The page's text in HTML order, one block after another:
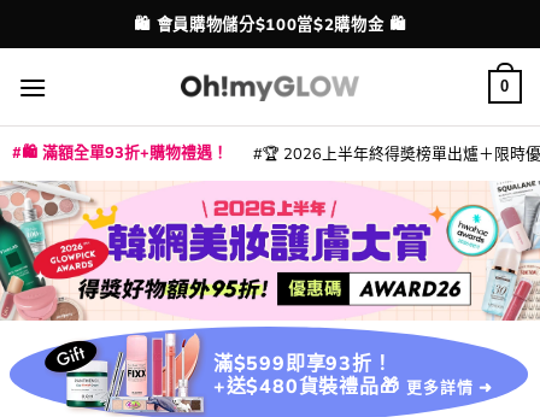
to
content
配送港澳
🛍️ 會員購物儲分$100當$2購物金 🛍️
0
🛍️ 滿額全單93折+購物禮遇！ 🏆 2026上半年終得奬榜單出爐＋限時
滿$599即享93折！
+送$480貨裝禮品🎁 更多詳情 ➜